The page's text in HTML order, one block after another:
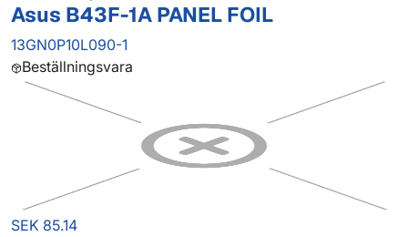
Asus B43F-1A PANEL FOIL
13GN0P10L090-1
Beställningsvara
SEK 85.14